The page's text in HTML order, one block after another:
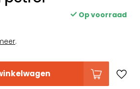
Op voorraad
.